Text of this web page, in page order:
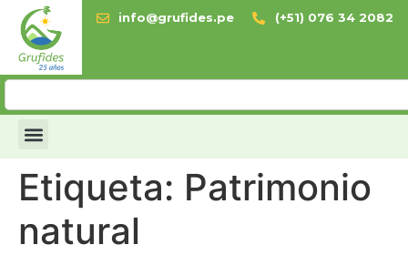
info@grufides.pe (+51) 076 34 2082
Etiqueta: Patrimonio
natural